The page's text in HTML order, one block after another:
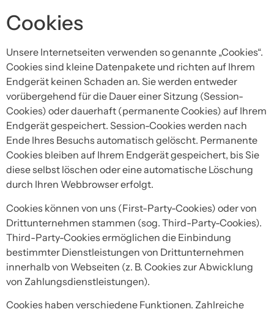
Cookies
Unsere Internetseiten verwenden so genannte „Cookies“.
Cookies sind kleine Datenpakete und richten auf Ihrem
Endgerät keinen Schaden an. Sie werden entweder
vorübergehend für die Dauer einer Sitzung (Session-
Cookies) oder dauerhaft (permanente Cookies) auf Ihrem
Endgerät gespeichert. Session-Cookies werden nach
Ende Ihres Besuchs automatisch gelöscht. Permanente
Cookies bleiben auf Ihrem Endgerät gespeichert, bis Sie
diese selbst löschen oder eine automatische Löschung
durch Ihren Webbrowser erfolgt.
Cookies können von uns (First-Party-Cookies) oder von
Drittunternehmen stammen (sog. Third-Party-Cookies).
Third-Party-Cookies ermöglichen die Einbindung
bestimmter Dienstleistungen von Drittunternehmen
innerhalb von Webseiten (z. B. Cookies zur Abwicklung
von Zahlungsdienstleistungen).
Cookies haben verschiedene Funktionen. Zahlreiche